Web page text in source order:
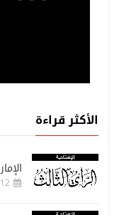
الأكثر قراءة
12 مارس, 2026